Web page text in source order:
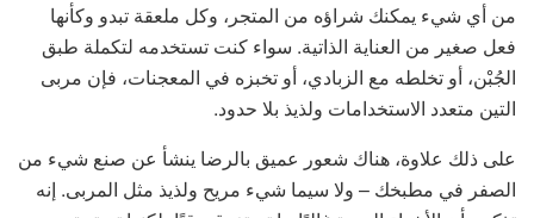
من أي شيء يمكنك شراؤه من المتجر، وكل ملعقة تبدو وكأنها
فعل صغير من العناية الذاتية. سواء كنت تستخدمه لتكملة طبق
الجُبْن، أو تخلطه مع الزبادي، أو تخبزه في المعجنات، فإن مربى
التين متعدد الاستخدامات ولذيذ بلا حدود.
على ذلك علاوة، هناك شعور عميق بالرضا ينشأ عن صنع شيء من
الصفر في مطبخك – ولا سيما شيء مريح ولذيذ مثل المربى. إنه